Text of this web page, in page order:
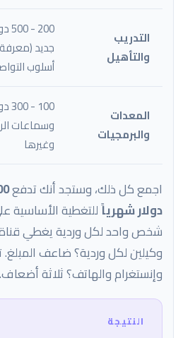
التدريب
والتأهيل
جديد (معرفة
أسلوب
المعدات
والبرمجيات
وغيرها
اجمع كل ذلك، وستجد أنك تدفع
دولار شهرياًللتغطية الأساسية
شخص واحد لكل وردية يغطي قناة
وكيلين لكل وردية؟ ضاعف
وإنستغرام والهاتف؟ ثلاثة أضعاف.